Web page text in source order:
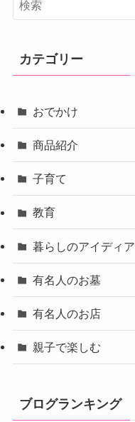
カテゴリー
おでかけ
商品紹介
子育て
教育
暮らしのアイディア
有名人のお墓
有名人のお店
親子で楽しむ
ブログランキング